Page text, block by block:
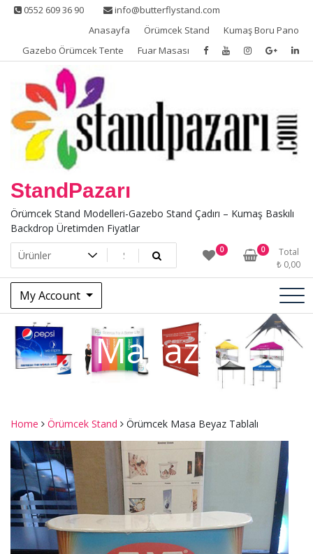
Skip 0552 609 36 90
info@butterflystand.com
Anasayfa
Örümcek Stand
Kumaş Boru Pano
Gazebo Örümcek Tente
Fuar Masası
StandPazarı
Örümcek Stand Modelleri-Gazebo Stand Çadırı – Kumaş Baskılı
Backdrop Üretimden Fiyatlar
0 0
Total
₺ 0,00
My Account
Mağaza
Home Örümcek Stand Örümcek Masa Beyaz Tablalı